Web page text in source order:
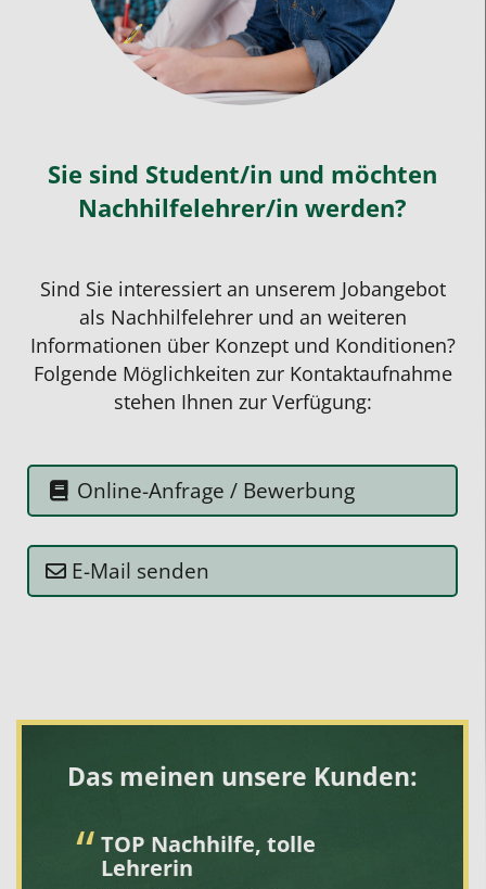
Sie sind Student/in und möchten
Nachhilfelehrer/in werden?
Sind Sie interessiert an unserem Jobangebot
als Nachhilfelehrerund an weiteren
Informationen über Konzept und Konditionen?
Folgende Möglichkeiten zur Kontaktaufnahme
stehen Ihnen zur Verfügung:
Online-Anfrage / Bewerbung
E-Mail senden
Das meinen unsere Kunden:
TOP Nachhilfe, tolle
Lehrerin